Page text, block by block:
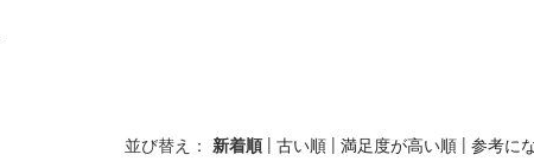
並び替え： 新着順 | 古い順 | 満足度が高い順 | 参考に